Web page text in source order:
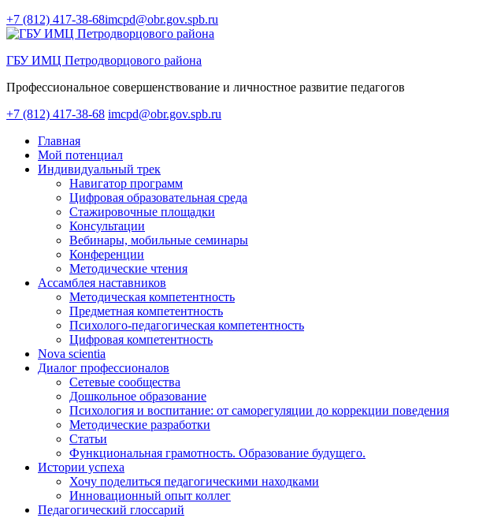
+7 (812) 417-38-68imcpd@obr.gov.spb.ru
ГБУ ИМЦ Петродворцового района
Профессиональное совершенствование и личностное развитие педагогов
+7 (812) 417-38-68 imcpd@obr.gov.spb.ru
Главная
Мой потенциал
Индивидуальный трек
Навигатор программ
Цифровая образовательная среда
Стажировочные площадки
Консультации
Вебинары, мобильные семинары
Конференции
Методические чтения
Ассамблея наставников
Методическая компетентность
Предметная компетентность
Психолого-педагогическая компетентность
Цифровая компетентность
Nova scientia
Диалог профессионалов
Сетевые сообщества
Дошкольное образование
Психология и воспитание: от саморегуляции до коррекции поведения
Методические разработки
Статьи
Функциональная грамотность. Образование будущего.
Истории успеха
Хочу поделиться педагогическими находками
Инновационный опыт коллег
Педагогический глоссарий